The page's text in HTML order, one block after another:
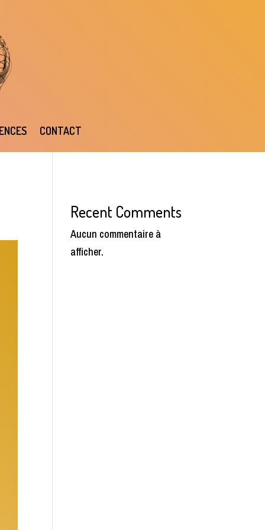
CONTACT
Recent Comments
Aucun commentaire à
afficher.